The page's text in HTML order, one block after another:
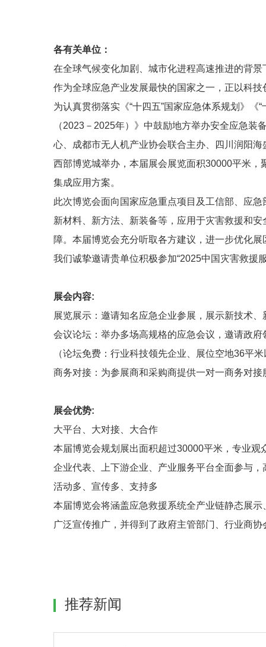
各有关单位：
在全球气候变化加剧、城市化进程高速推进的背
作为全球应急产业发展最快的国家之一，正以科
为认真贯彻落实《“十四五”国家应急体系规划》
（2023－2025年）》中鼓励地方举办安全应急
心、成都市无人机产业协会联合主办、四川润阳
西部博览城举办，本届展会展览面积30000平米
集成应用方案。
此次博览会面向国家应急重点项目及工信部、应
新材料、新方法、新装备等，应用于灾害救援和
障。本届博览会充分听取各方建议，进一步优化
我们诚挚邀请贵单位积极参加“2025中国灾害救援
展会内容:
展览展示：邀请知名应急企业参展，展示新技术
会议论坛：举办多场高规格的应急会议，邀请政
（论坛免费：行业科技领先企业、展位空地36平
商务对接：为参展商和采购商提供一对一商务对
展会优势:
大平台、大对接、大合作
本届博览会规划展出面积超过30000平米，专业
企业代表、上下游企业、产业服务平台全面参与
活动多、宣传多、支持多
本届博览会将涵盖应急救援系统全产业链静态展
广泛宣传推广，并得到了政府主管部门、行业商
推荐新闻